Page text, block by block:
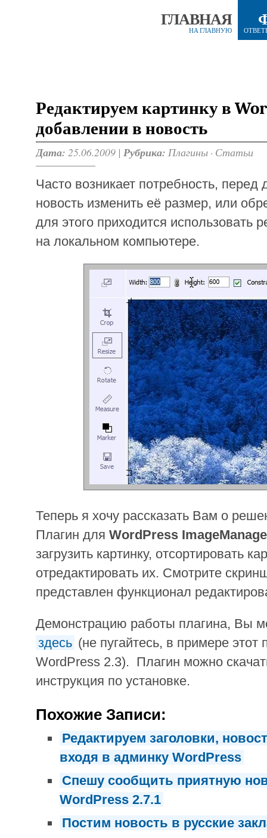
ГЛАВНАЯ
НА ГЛАВНУЮ
Редактируем картинку в
добавлении в новость
Дата: 25.06.2009 | Рубрика: Плагины · Статьи
Часто возникает потребность, перед
новость изменить её размер, или
для этого приходится использовать
на локальном компьютере.
Теперь я хочу рассказать Вам о
Плагин для WordPress
загрузить картинку, отсортировать
отредактировать их. Смотрите
представлен функционал
Демонстрацию работы плагина, Вы
здесь (не пугайтесь, в примере этот
WordPress 2.3). Плагин можно
инструкция по установке.
Похожие Записи:
Редактируем заголовки,
входя в админку WordPress
Спешу сообщить приятную
WordPress 2.7.1
Постим новость в русские